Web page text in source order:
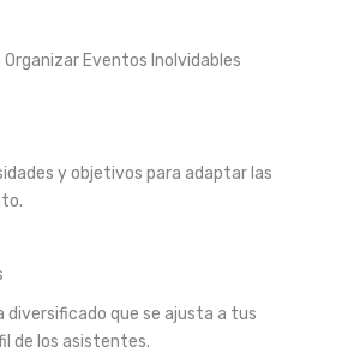
Eventos Inolvidables
y objetivos para adaptar las
diversificado que se ajusta a tus
de los asistentes.